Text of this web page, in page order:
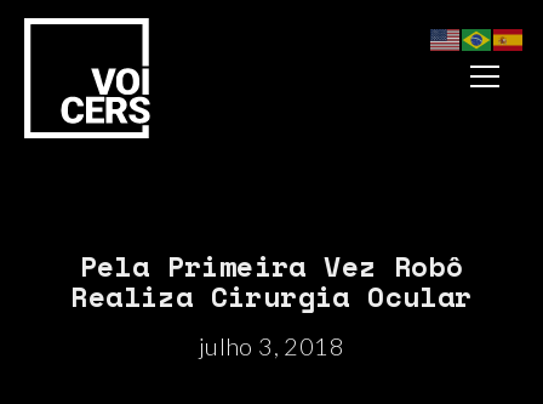
Pela Primeira Vez Robô
Realiza Cirurgia Ocular
julho 3, 2018